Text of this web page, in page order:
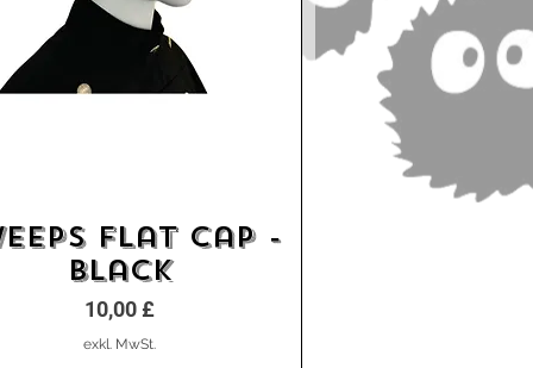
Schnellansicht
Flat Cap -
Black
Preis
10,00 £
exkl. MwSt.